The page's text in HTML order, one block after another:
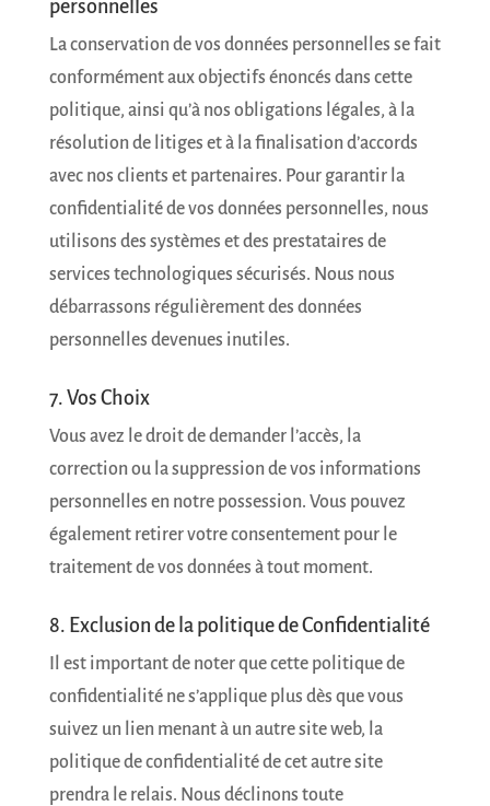
personnelles
La conservation de vos données personnelles se fait
conformément aux objectifs énoncés dans cette
politique, ainsi qu’à nos obligations légales, à la
résolution de litiges et à la finalisation d’accords
avec nos clients et partenaires. Pour garantir la
confidentialité de vos données personnelles, nous
utilisons des systèmes et des prestataires de
services technologiques sécurisés. Nous nous
débarrassons régulièrement des données
personnelles devenues inutiles.
7. Vos Choix
Vous avez le droit de demander l’accès, la
correction ou la suppression de vos informations
personnelles en notre possession. Vous pouvez
également retirer votre consentement pour le
traitement de vos données à tout moment.
8. Exclusion de la politique de Confidentialité
Il est important de noter que cette politique de
confidentialité ne s’applique plus dès que vous
suivez un lien menant à un autre site web, la
politique de confidentialité de cet autre site
prendra le relais. Nous déclinons toute
JE M'ABONNE